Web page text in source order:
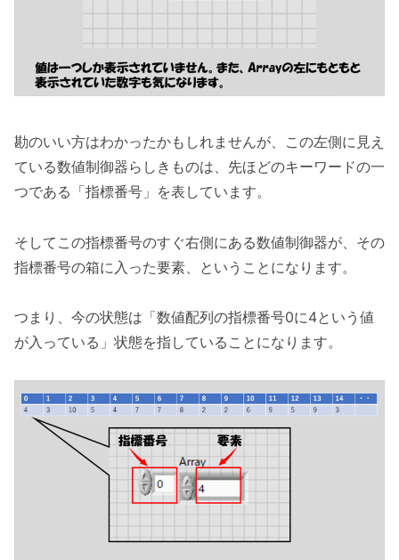
勘のいい方はわかったかもしれませんが、この左側に見え
ている数値制御器らしきものは、先ほどのキーワードの一
つである「指標番号」を表しています。
そしてこの指標番号のすぐ右側にある数値制御器が、その
指標番号の箱に入った要素、ということになります。
つまり、今の状態は「数値配列の指標番号0に4という値
が入っている」状態を指していることになります。